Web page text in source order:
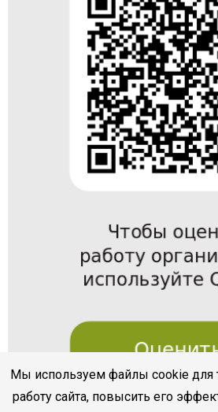
Мы используем файлы cookie для
работу сайта, повысить его